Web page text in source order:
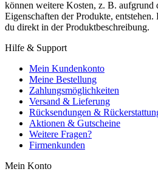
können weitere Kosten, z. B. aufgrund
Eigenschaften der Produkte,
du direkt in der Produktbeschreibung.
Hilfe & Support
Mein Kundenkonto
Meine Bestellung
Zahlungsmöglichkeiten
Versand & Lieferung
Rücksendungen &
Aktionen & Gutscheine
Weitere Fragen?
Firmenkunden
Mein Konto